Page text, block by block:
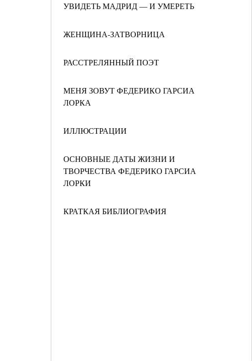
УВИДЕТЬ МАДРИД — И УМЕРЕТЬ
ЖЕНЩИНА-ЗАТВОРНИЦА
РАССТРЕЛЯННЫЙ ПОЭТ
МЕНЯ ЗОВУТ ФЕДЕРИКО ГАРСИА
ЛОРКА
ИЛЛЮСТРАЦИИ
ОСНОВНЫЕ ДАТЫ ЖИЗНИ И
ТВОРЧЕСТВА ФЕДЕРИКО ГАРСИА
ЛОРКИ
КРАТКАЯ БИБЛИОГРАФИЯ